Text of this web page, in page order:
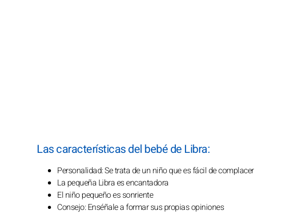
Las características del bebé de Libra:
Personalidad: Se trata de un niño que es fácil de complacer
La pequeña Libra es encantadora
El niño pequeño es sonriente
Consejo: Enséñale a formar sus propias opiniones